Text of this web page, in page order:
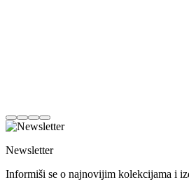
Newsletter
Informiši se o najnovijim kolekcijama i